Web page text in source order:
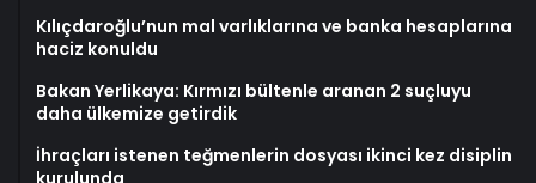
Kılıçdaroğlu’nun mal varlıklarına ve banka hesaplarına
haciz konuldu
Bakan Yerlikaya: Kırmızı bültenle aranan 2 suçluyu
daha ülkemize getirdik
İhraçları istenen teğmenlerin dosyası ikinci kez disiplin